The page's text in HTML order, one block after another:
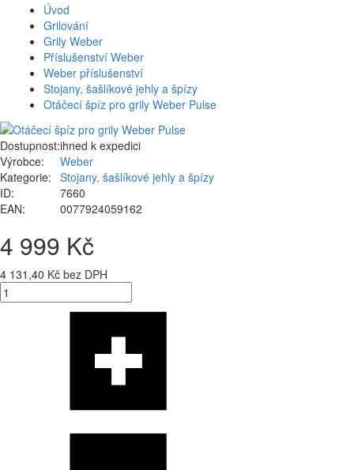
Úvod
Grilování
Grily Weber
Příslušenství Weber
Weber příslušenství
Stojany, šašlíkové jehly a špízy
Otáčecí špíz pro grily Weber Pulse
Dostupnost:ihned k expedici
Výrobce:
Weber
Kategorie: Stojany, šašlíkové jehly a špízy
ID:
7660
EAN:
0077924059162
4 999 Kč
4 131,40 Kč bez DPH